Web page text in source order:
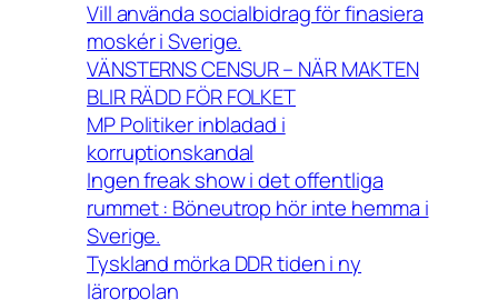
Vill använda socialbidrag för finasiera
moskér i Sverige.
VÄNSTERNS CENSUR – NÄR MAKTEN
BLIR RÄDD FÖR FOLKET
MP Politiker inbladad i
korruptionskandal
Ingen freak show i det offentliga
rummet : Böneutrop hör inte hemma i
Sverige.
Tyskland mörka DDR tiden i ny
lärorpolan